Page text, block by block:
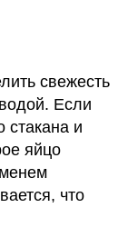
свежесть
Если
стакана и
яйцо
что